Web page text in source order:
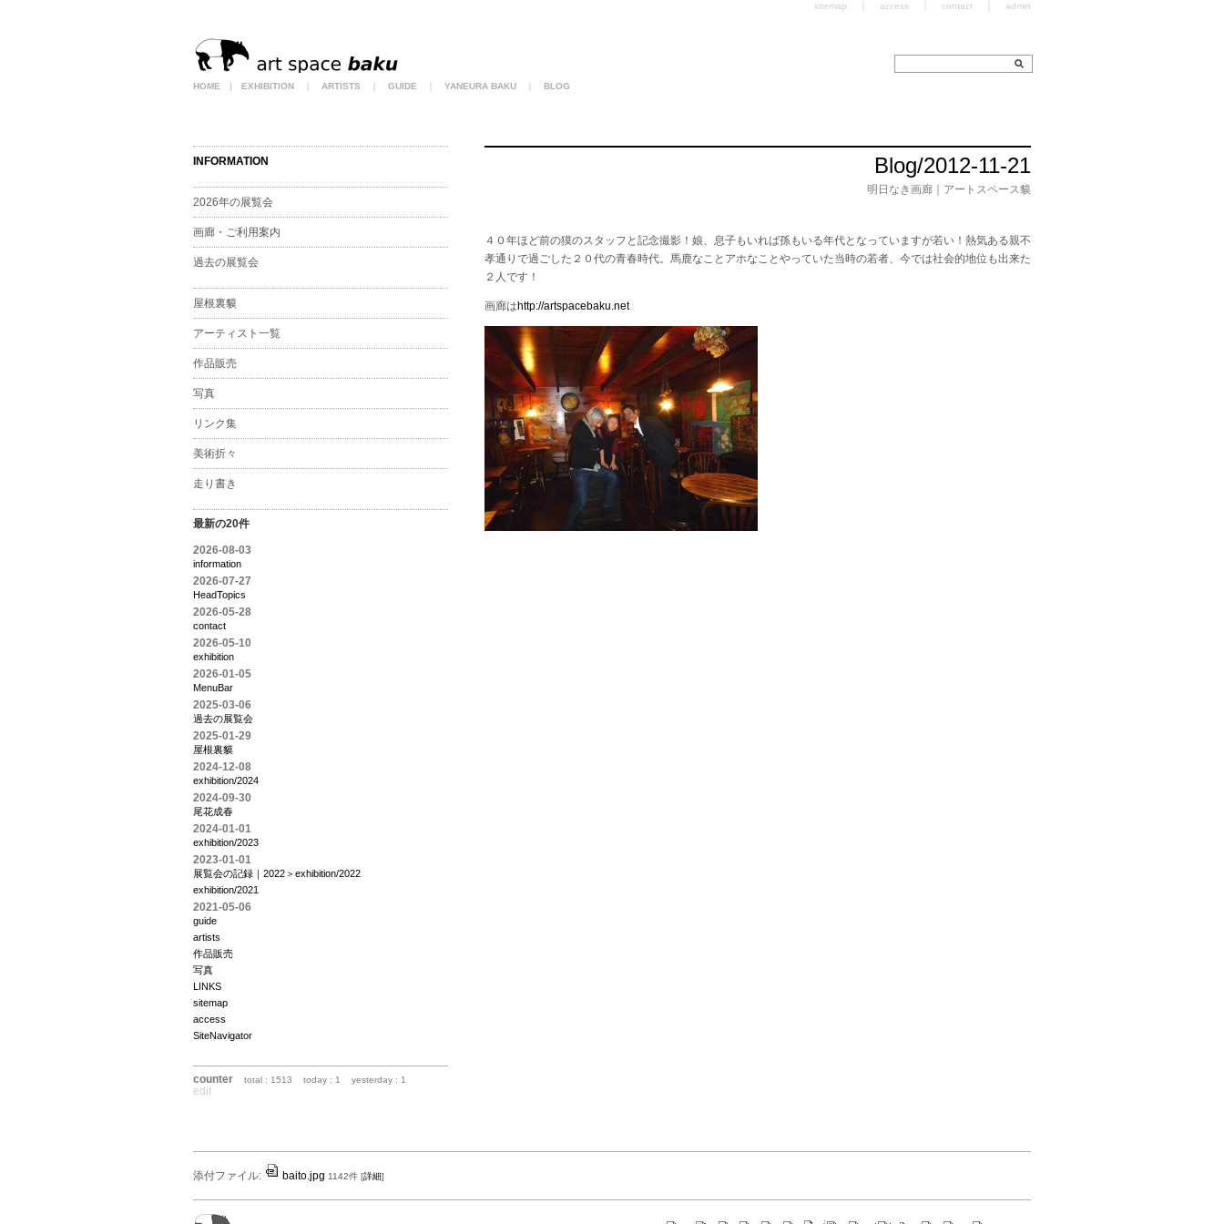
INFORMATION
2026年の展覧会
画廊・ご利用案内
過去の展覧会
屋根裏貘
アーティスト一覧
作品販売
写真
リンク集
美術折々
走り書き
最新の20件
2026-08-03
information
2026-07-27
HeadTopics
2026-05-28
contact
2026-05-10
exhibition
2026-01-05
MenuBar
2025-03-06
過去の展覧会
2025-01-29
屋根裏貘
2024-12-08
exhibition/2024
2024-09-30
尾花成春
2024-01-01
exhibition/2023
2023-01-01
展覧会の記録｜2022＞exhibition/2022
exhibition/2021
2021-05-06
guide
artists
作品販売
写真
LINKS
sitemap
access
SiteNavigator
counter total : 1513 today : 1 yesterday : 1
edit
Blog/2012-11-21
明日なき画廊｜アートスペース貘
４０年ほど前の獏のスタッフと記念撮影！娘、息子もいれば孫もいる年代となっていますが若い！熱気ある親不
孝通りで過ごした２０代の青春時代。馬鹿なことアホなことやっていた当時の若者、今では社会的地位も出来た
２人です！
画廊はhttp://artspacebaku.net
添付ファイル: baito.jpg 1142件 [詳細]
sitemap access contact admin
HOME | EXHIBITION ARTISTS GUIDE YANEURA BAKU BLOG